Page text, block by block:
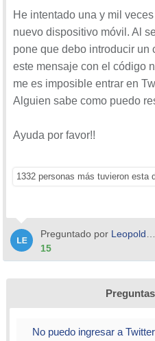
He intentado una y mil
nuevo dispositivo móvil. Al
pone que debo introducir un
este mensaje con el código
me es imposible entrar en
Alguien sabe como puedo
Ayuda por favor!!
1332 personas más tuvieron esta
Preguntado por Leopoldo Balbuena
15
No puedo ingresar a